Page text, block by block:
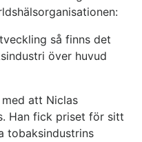
så finns det
över huvud
att Niclas
Han fick priset för sitt
tobaksindustrins